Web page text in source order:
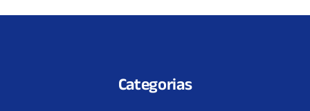
Categorias